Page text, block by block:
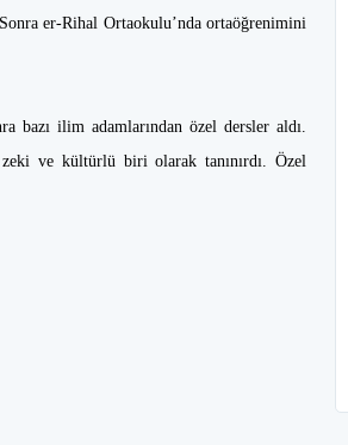
er-Rihal Ortaokulu’nda ortaöğrenimini
bazı ilim adamlarından özel dersler aldı.
ve kültürlü biri olarak tanınırdı. Özel